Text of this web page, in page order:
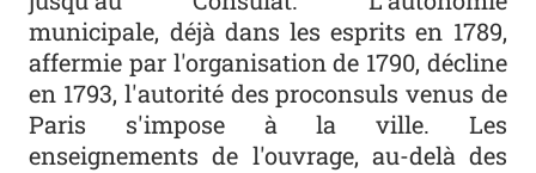
municipale, déjà dans les esprits en 1789,
affermie par l'organisation de 1790, décline
en 1793, l'autorité des proconsuls venus de
Paris s'impose à la ville. Les
enseignements de l'ouvrage, au-delà des